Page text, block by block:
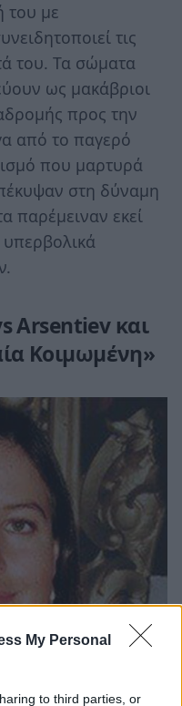
My Personal
to third parties, or
του με
τις
του. Τα σώματα
ως μακάβριοι
προς την
από το παγερό
που μαρτυρά
στη δύναμη
παρέμειναν εκεί
Arsentiev και
Κοιμωμένη»